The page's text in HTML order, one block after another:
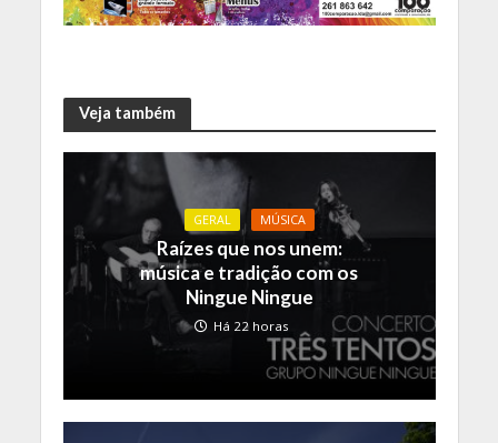
Veja também
GERAL MÚSICA
Raízes que nos unem:
música e tradição com os
Ningue Ningue
Há 22 horas